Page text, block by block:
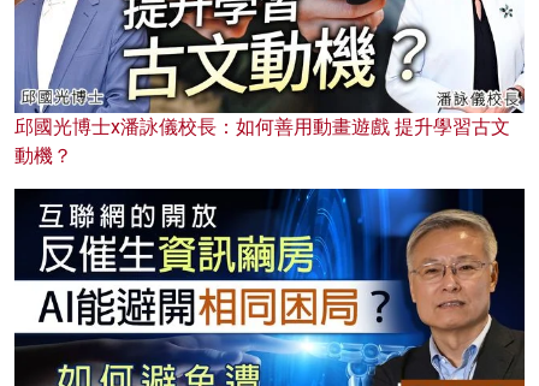
邱國光博士x潘詠儀校長：如何善用動畫遊戲 提升學習古文
動機？